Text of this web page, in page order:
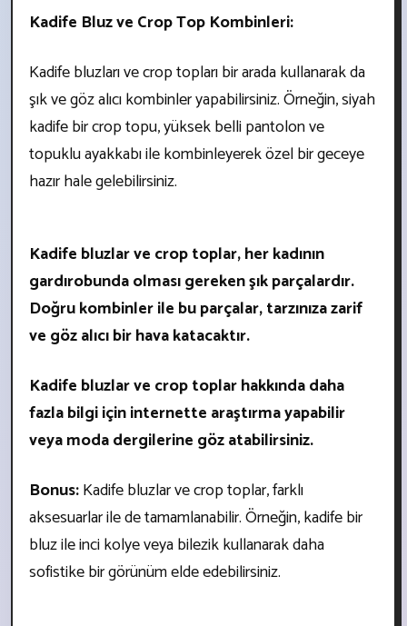
Kadife Bluz ve Crop Top Kombinleri:
Kadife bluzları ve crop topları bir arada kullanarak da
şık ve göz alıcı kombinler yapabilirsiniz. Örneğin, siyah
kadife bir crop topu, yüksek belli pantolon ve
topuklu ayakkabı ile kombinleyerek özel bir geceye
hazır hale gelebilirsiniz.
Kadife bluzlar ve crop toplar, her kadının
gardırobunda olması gereken şık parçalardır.
Doğru kombinler ile bu parçalar, tarzınıza zarif
ve göz alıcı bir hava katacaktır.
Kadife bluzlar ve crop toplar hakkında daha
fazla bilgi için internette araştırma yapabilir
veya moda dergilerine göz atabilirsiniz.
Bonus:Kadife bluzlar ve crop toplar, farklı
aksesuarlar ile de tamamlanabilir. Örneğin, kadife bir
bluz ile inci kolye veya bilezik kullanarak daha
sofistike bir görünüm elde edebilirsiniz.